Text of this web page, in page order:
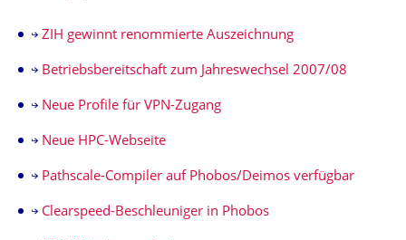
ZIH gewinnt renommierte Auszeichnung
Betriebsbereitschaft zum Jahreswechsel 2007/08
Neue Profile für VPN-Zugang
Neue HPC-Webseite
Pathscale-Compiler auf Phobos/Deimos verfügbar
Clearspeed-Beschleuniger in Phobos